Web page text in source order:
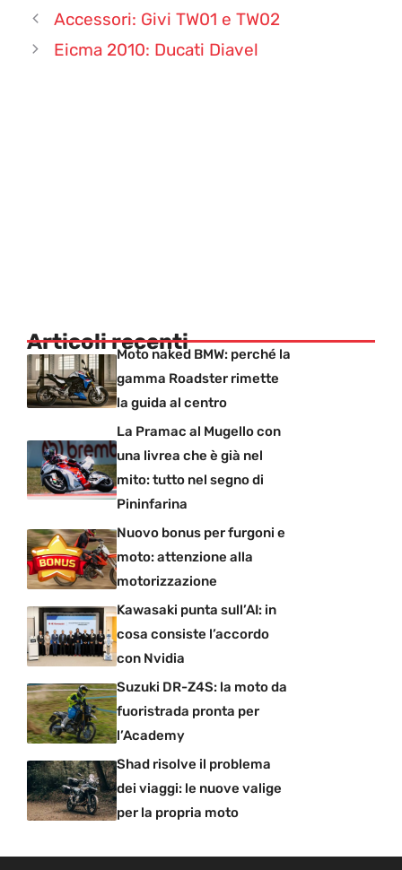
Accessori: Givi TW01 e TW02
Eicma 2010: Ducati Diavel
Articoli recentiMoto naked BMW: perché la
gamma Roadster rimette
la guida al centro
La Pramac al Mugello con
una livrea che è già nel
mito: tutto nel segno di
Pininfarina
Nuovo bonus per furgoni e
moto: attenzione alla
motorizzazione
Kawasaki punta sull’AI: in
cosa consiste l’accordo
con Nvidia
Suzuki DR-Z4S: la moto da
fuoristrada pronta per
l’Academy
Shad risolve il problema
dei viaggi: le nuove valige
per la propria moto